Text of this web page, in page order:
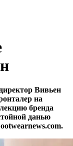
Вивьен
на
бренда
данью
twearnews.com.